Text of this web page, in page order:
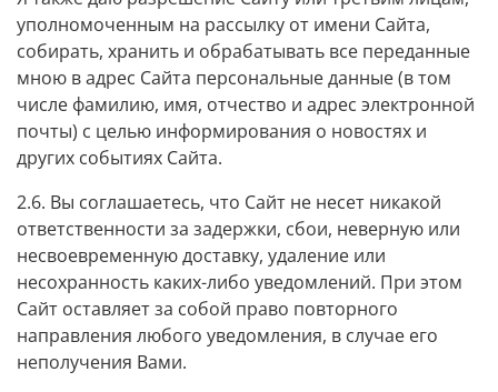
уполномоченным на рассылку от имени Сайта,
собирать, хранить и обрабатывать все переданные
мною в адрес Сайта персональные данные (в том
числе фамилию, имя, отчество и адрес электронной
почты) с целью информирования о новостях и
других событиях Сайта.
2.6. Вы соглашаетесь, что Сайт не несет никакой
ответственности за задержки, сбои, неверную или
несвоевременную доставку, удаление или
несохранность каких-либо уведомлений. При этом
Сайт оставляет за собой право повторного
направления любого уведомления, в случае его
неполучения Вами.